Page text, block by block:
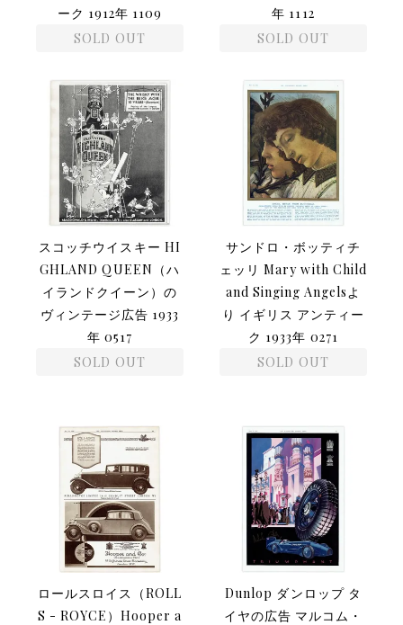
ーク 1912年 1109
SOLD OUT
年 1112
SOLD OUT
スコッチウイスキー HI
GHLAND QUEEN（ハ
イランドクイーン）の
ヴィンテージ広告 1933
年 0517
SOLD OUT
サンドロ・ボッティチ
ェッリ Mary with Child
and Singing Angelsよ
り イギリス アンティー
ク 1933年 0271
SOLD OUT
ロールスロイス（ROLL
S - ROYCE）Hooper a
Dunlop ダンロップ タ
イヤの広告 マルコム・